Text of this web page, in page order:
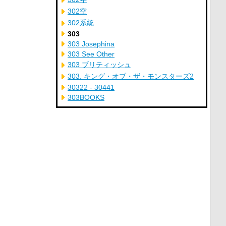
302空
302系統
303
303 Josephina
303 See Other
303 ブリティッシュ
303. キング・オブ・ザ・モンスターズ2
30322 - 30441
303BOOKS